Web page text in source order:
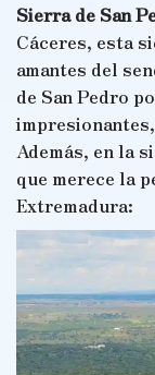
Sierra de San
Cáceres, esta
amantes del
de San Pedro
Además, en la
que merece la
Extremadura: